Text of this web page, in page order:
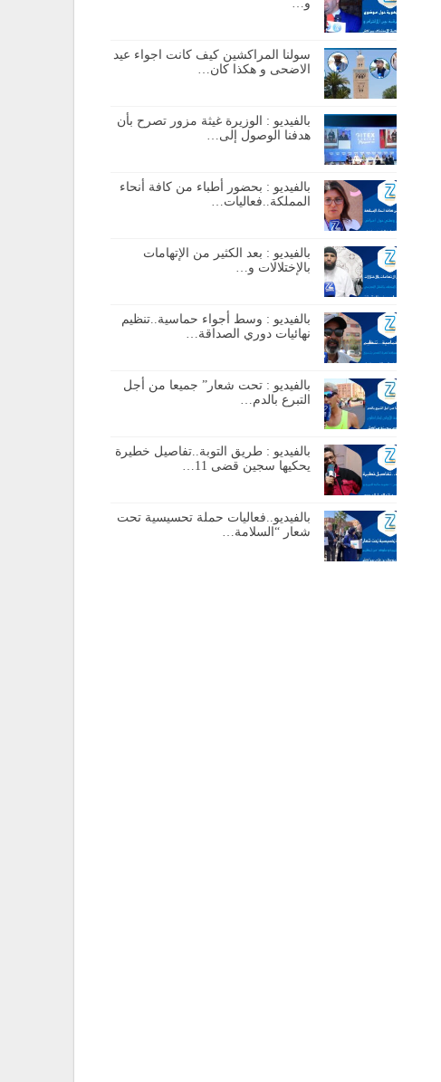
و…
سولنا المراكشين كيف كانت اجواء عيد
الاضحى و هكذا كان…
بالفيديو : الوزيرة غيثة مزور تصرح بأن
هدفنا الوصول إلى…
بالفيديو : بحضور أطباء من كافة أنحاء
المملكة..فعاليات…
بالفيديو : بعد الكثير من الإتهامات
بالإختلالات و…
بالفيديو : وسط أجواء حماسية..تنظيم
نهائيات دوري الصداقة…
بالفيديو : تحت شعار” جميعا من أجل
التبرع بالدم…
بالفيديو : طريق التوبة..تفاصيل خطيرة
يحكيها سجين قضى 11…
بالفيديو..فعاليات حملة تحسيسية تحت
شعار “السلامة…